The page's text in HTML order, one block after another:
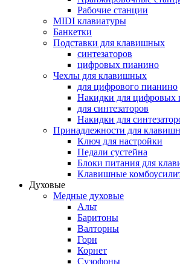
Рабочие станции
MIDI клавиатуры
Банкетки
Подставки для клавишных
синтезаторов
цифровых пианино
Чехлы для клавишных
для цифрового пианино
Накидки для цифровых
для синтезаторов
Накидки для
Принадлежности для
Ключ для настройки
Педали сустейна
Блоки питания для
Клавишные
Духовые
Медные духовые
Альт
Баритоны
Валторны
Горн
Корнет
Сузофоны